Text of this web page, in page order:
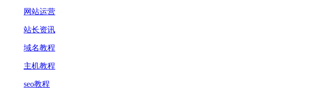
网站运营
站长资讯
域名教程
主机教程
seo教程